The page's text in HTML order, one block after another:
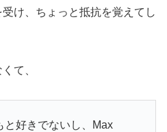
け、ちょっと抵抗を覚えてし
て、
と好きでないし、Max